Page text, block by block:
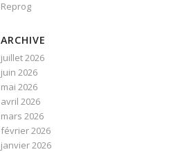
Reprog
ARCHIVE
juillet 2026
juin 2026
mai 2026
avril 2026
mars 2026
février 2026
janvier 2026